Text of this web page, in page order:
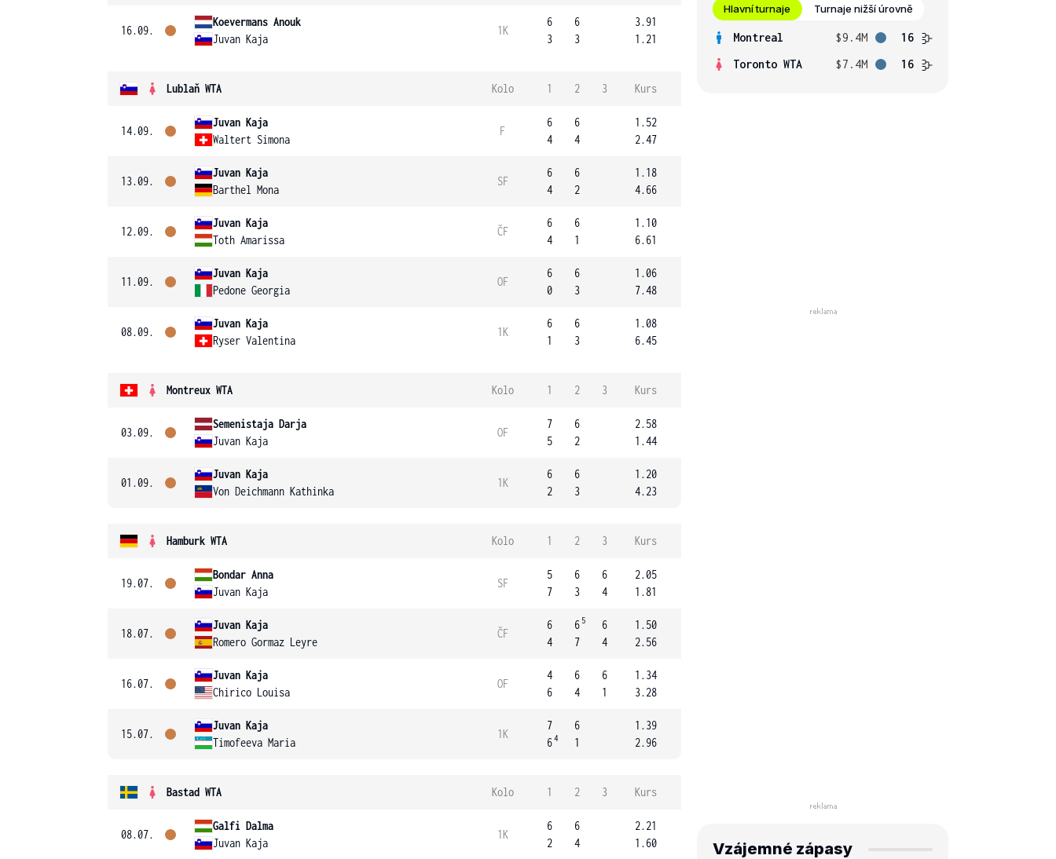
16.09.
Koevermans Anouk
Juvan Kaja
1K
6
3
6
3
3.91
1.21
Lublaň WTA Kolo 1 2 3 Kurs
14.09.
Juvan Kaja
Waltert Simona
F
6
4
6
4
1.52
2.47
13.09.
Juvan Kaja
Barthel Mona
SF
6
4
6
2
1.18
4.66
12.09.
Juvan Kaja
Toth Amarissa
ČF
6
4
6
1
1.10
6.61
11.09.
Juvan Kaja
Pedone Georgia
OF
6
0
6
3
1.06
7.48
08.09.
Juvan Kaja
Ryser Valentina
1K
6
1
6
3
1.08
6.45
Montreux WTA Kolo 1 2 3 Kurs
03.09.
Semenistaja Darja
Juvan Kaja
OF
7
5
6
2
2.58
1.44
01.09.
Juvan Kaja
Von Deichmann Kathinka
1K
6
2
6
3
1.20
4.23
Hamburk WTA Kolo 1 2 3 Kurs
19.07.
Bondar Anna
Juvan Kaja
SF
5
7
6
3
6
4
2.05
1.81
18.07.
Juvan Kaja
Romero Gormaz Leyre
ČF
6
4
6 5
7
6
4
1.50
2.56
16.07.
Juvan Kaja
Chirico Louisa
OF
4
6
6
4
6
1
1.34
3.28
15.07.
Juvan Kaja
Timofeeva Maria
1K
7
64
6
1
1.39
2.96
Bastad WTA Kolo 1 2 3 Kurs
08.07.
Galfi Dalma
Juvan Kaja
1K
6
2
6
4
2.21
1.60
Hlavní turnaje Turnaje nižší úrovně
Montreal $9.4M
16
Toronto WTA
$7.4M 16
Vzájemné zápasy